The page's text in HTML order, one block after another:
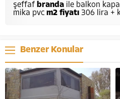
şeffaf branda ile balkon
mika pvc m2 fiyatı 306 lira +
Benzer Konular